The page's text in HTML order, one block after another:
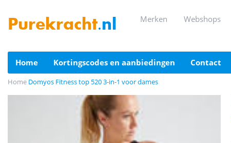
Purekracht.nl merken webshops
home kortingscodes en aanbiedingen contact
Home Domyos Fitness top 520 3-in-1 voor dames